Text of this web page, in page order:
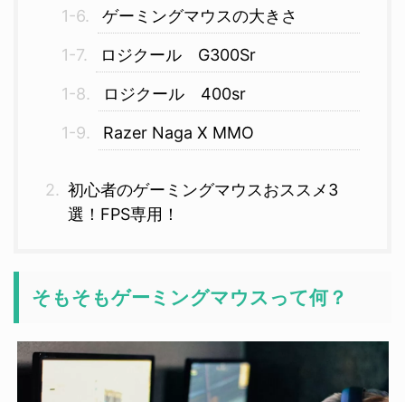
ゲーミングマウスの大きさ
ロジクール G300Sr
ロジクール 400sr
Razer Naga X MMO
初心者のゲーミングマウスおススメ3
選！FPS専用！
そもそもゲーミングマウスって何？